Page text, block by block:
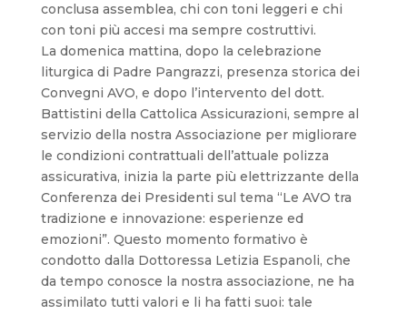
conclusa assemblea, chi con toni leggeri e chi
con toni più accesi ma sempre costruttivi.
La domenica mattina, dopo la celebrazione
liturgica di Padre Pangrazzi, presenza storica dei
Convegni AVO, e dopo l’intervento del dott.
Battistini della Cattolica Assicurazioni, sempre al
servizio della nostra Associazione per migliorare
le condizioni contrattuali dell’attuale polizza
assicurativa, inizia la parte più elettrizzante della
Conferenza dei Presidenti sul tema “Le AVO tra
tradizione e innovazione: esperienze ed
emozioni”. Questo momento formativo è
condotto dalla Dottoressa Letizia Espanoli, che
da tempo conosce la nostra associazione, ne ha
assimilato tutti valori e li ha fatti suoi: tale